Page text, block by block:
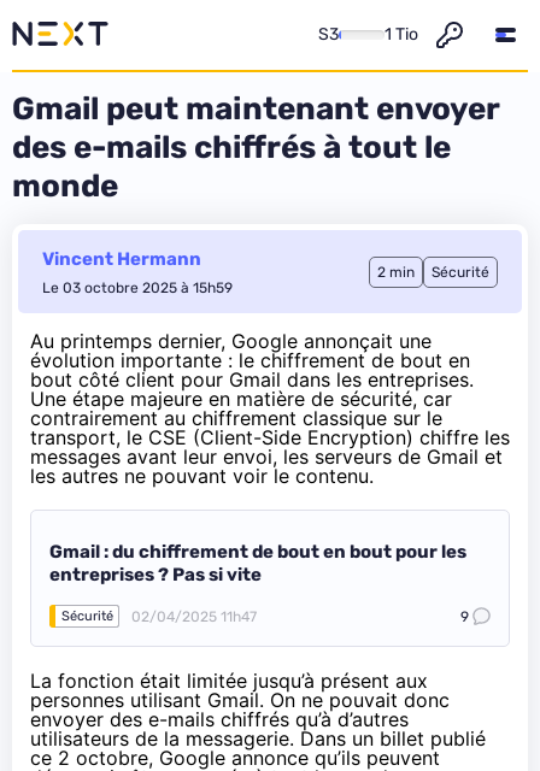
S3 1 Tio
Gmail peut maintenant envoyer
des e-mails chiffrés à tout le
monde
Vincent Hermann
Le 03 octobre 2025 à 15h59
2 min Sécurité
Au printemps dernier, Google annonçait une
évolution importante : le chiffrement de bout en
bout côté client pour Gmail dans les entreprises.
Une étape majeure en matière de sécurité, car
contrairement au chiffrement classique sur le
transport, le CSE (Client-Side Encryption) chiffre les
messages avant leur envoi, les serveurs de Gmail et
les autres ne pouvant voir le contenu.
Gmail : du chiffrement de bout en bout pour les
entreprises ? Pas si vite
Sécurité 02/04/2025 11h47 9
La fonction était limitée jusqu’à présent aux
personnes utilisant Gmail. On ne pouvait donc
envoyer des e-mails chiffrés qu’à d’autres
utilisateurs de la messagerie. Dans un billet publié
ce 2 octobre, Google annonce qu’ils peuvent